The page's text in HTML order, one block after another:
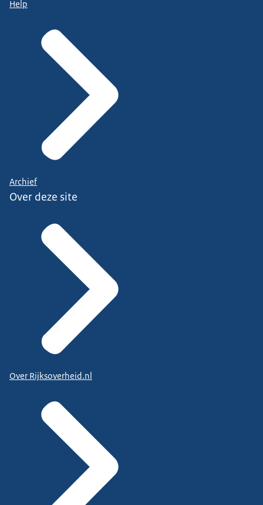
Help
Archief
Over deze site
Over Rijksoverheid.nl